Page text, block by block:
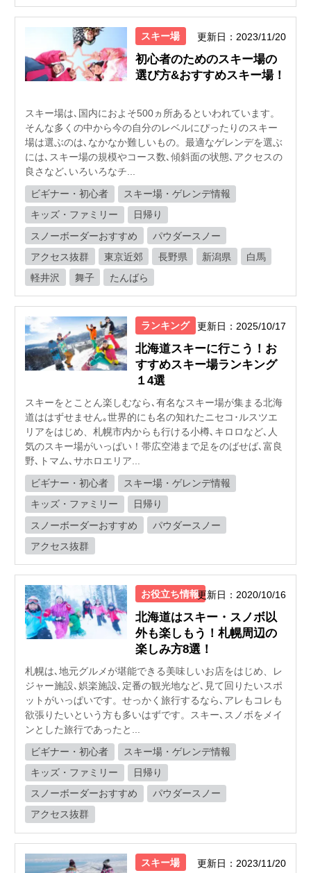
スキー場 更新日：2023/11/20
初心者のためのスキー場の
選び方&おすすめスキー場！
スキー場は､国内におよそ500ヵ所あるといわれています。
そんな多くの中から今の自分のレベルにぴったりのスキー
場は選ぶのは､なかなか難しいもの。最適なゲレンデを選ぶ
には､スキー場の規模やコース数､傾斜面の状態､アクセスの
良さなど､いろいろなチ...
ビギナー・初心者
スキー場・ゲレンデ情報
キッズ・ファミリー
日帰り
スノーボーダーおすすめ
パウダースノー
アクセス抜群
東京近郊 長野県 新潟県
白馬
軽井沢
舞子 たんばら
ランキング 更新日：2025/10/17
北海道スキーに行こう！お
すすめスキー場ランキング
１4選
スキーをとことん楽しむなら､有名なスキー場が集まる北海
道ははずせません｡世界的にも名の知れたニセコ･ルスツエ
リアをはじめ、札幌市内からも行ける小樽､キロロなど､人
気のスキー場がいっぱい！帯広空港まで足をのばせば､富良
野､トマム､サホロエリア...
ビギナー・初心者
スキー場・ゲレンデ情報
キッズ・ファミリー
日帰り
スノーボーダーおすすめ
パウダースノー
アクセス抜群
お役立ち情報更新日：2020/10/16
北海道はスキー・スノボ以
外も楽しもう！札幌周辺の
楽しみ方8選！
札幌は､地元グルメが堪能できる美味しいお店をはじめ、レ
ジャー施設､娯楽施設､定番の観光地など､見て回りたいスポ
ットがいっぱいです。せっかく旅行するなら､アレもコレも
欲張りたいという方も多いはずです。スキー､スノボをメイ
ンとした旅行であったと...
ビギナー・初心者
スキー場・ゲレンデ情報
キッズ・ファミリー
日帰り
スノーボーダーおすすめ
パウダースノー
アクセス抜群
スキー場 更新日：2023/11/20